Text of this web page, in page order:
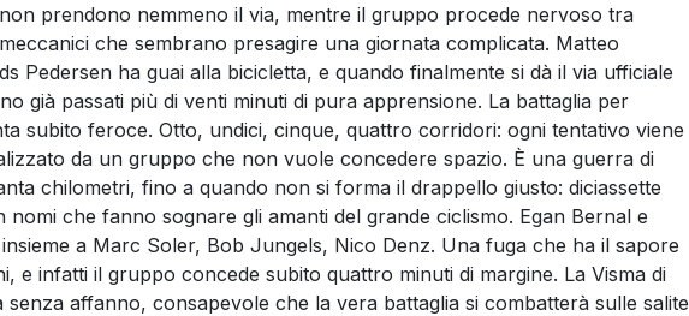
prendono nemmeno il via, mentre il gruppo procede nervoso tra
che sembrano presagire una giornata complicata. Matteo
Pedersen ha guai alla bicicletta, e quando finalmente si dà il via ufficiale
già passati più di venti minuti di pura apprensione. La battaglia per
subito feroce. Otto, undici, cinque, quattro corridori: ogni tentativo viene
da un gruppo che non vuole concedere spazio. È una guerra di
chilometri, fino a quando non si forma il drappello giusto: diciassette
nomi che fanno sognare gli amanti del grande ciclismo. Egan Bernal e
a Marc Soler, Bob Jungels, Nico Denz. Una fuga che ha il sapore
e infatti il gruppo concede subito quattro minuti di margine. La Visma di
senza affanno, consapevole che la vera battaglia si combatterà sulle salite